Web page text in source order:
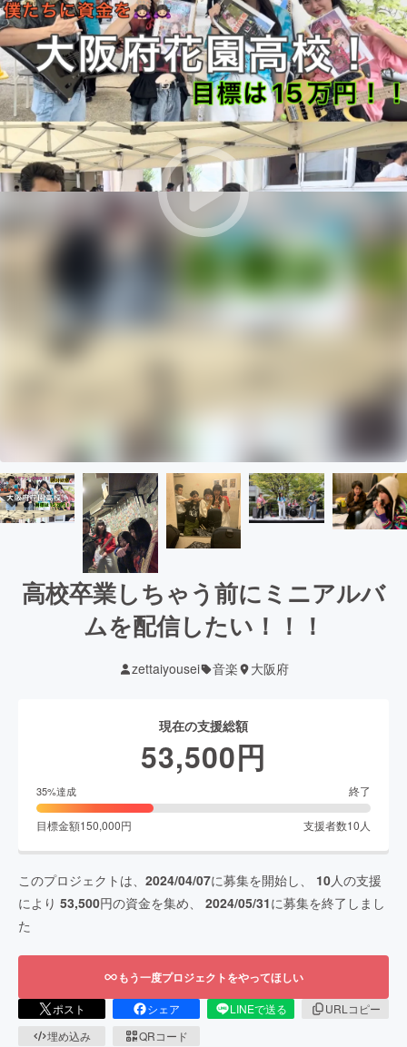
高校卒業しちゃう前にミニアルバ
ムを配信したい！！！
zettaiyousei 音楽 大阪府
現在の支援総額
53,500円
35%達成 終了
目標金額150,000円 支援者数10 人
このプロジェクトは、 2024/04/07に募集を開始し、 10人の支援
により 53,500円の資金を集め、 2024/05/31に募集を終了しまし
た
もう一度プロジェクトをやってほしい
ポスト シェア LINEで送る
URLコピー
埋め込み
QRコード